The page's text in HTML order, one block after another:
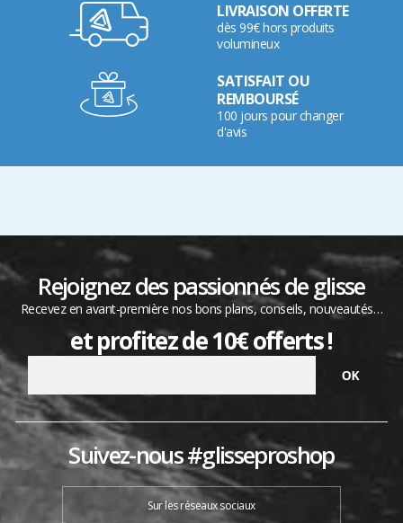
LIVRAISON OFFERTE
dès 99€ hors produits
volumineux
SATISFAIT OU
REMBOURSÉ
100 jours pour changer
d'avis
Rejoignez des passionnés de glisse
Recevez en avant-première nos bons plans, conseils, nouveautés…
et profitez de 10€ offerts !
Suivez-nous #glisseproshop
Sur les réseaux sociaux